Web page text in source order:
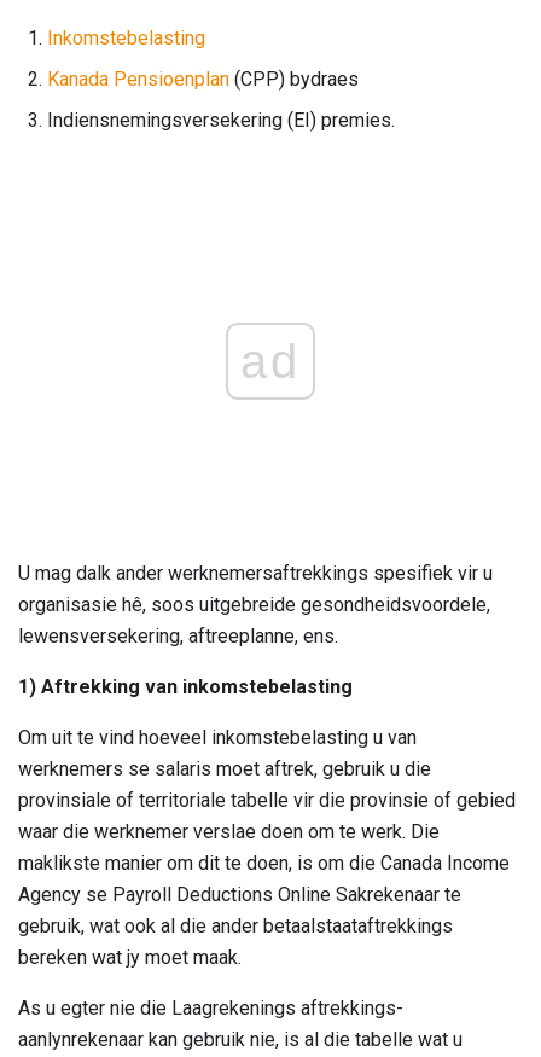
Inkomstebelasting
Kanada Pensioenplan (CPP) bydraes
Indiensnemingsversekering (EI) premies.
ad
U mag dalk ander werknemersaftrekkings spesifiek vir u
organisasie hê, soos uitgebreide gesondheidsvoordele,
lewensversekering, aftreeplanne, ens.
1) Aftrekking van inkomstebelasting
Om uit te vind hoeveel inkomstebelasting u van
werknemers se salaris moet aftrek, gebruik u die
provinsiale of territoriale tabelle vir die provinsie of gebied
waar die werknemer verslae doen om te werk. Die
maklikste manier om dit te doen, is om die Canada Income
Agency se Payroll Deductions Online Sakrekenaar te
gebruik, wat ook al die ander betaalstaataftrekkings
bereken wat jy moet maak.
As u egter nie die Laagrekenings aftrekkings-
aanlynrekenaar kan gebruik nie, is al die tabelle wat u